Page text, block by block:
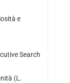
e
Search
(L.